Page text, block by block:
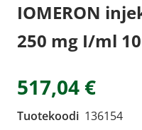
IOMERON
250 mg I/ml
517,04 €
Tuotekoodi 136154